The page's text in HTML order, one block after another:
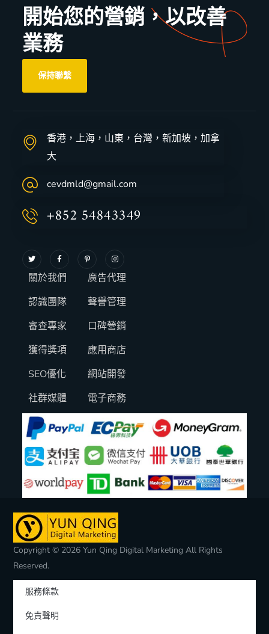
開始您的營銷，以改善
業務
保持聯繫
香港，上海，山東，台灣，新加坡，加拿
大
cevdmld@gmail.com
+852 54843349
關於我們
認識團隊
審查專家
獲得獎項
SEO優化
社群媒體
廣告代理
聲譽管理
口碑營銷
應用商店
網站開發
電子商務
Copyright © 2026 Yun Qing Digital Marketing All Rights
Reserved.
服務條款
免責聲明